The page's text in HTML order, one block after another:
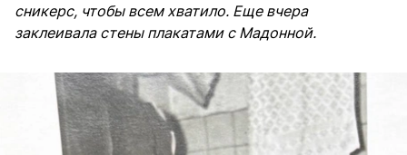
сникерс, чтобы всем хватило. Еще вчера
заклеивала стены плакатами с Мадонной.